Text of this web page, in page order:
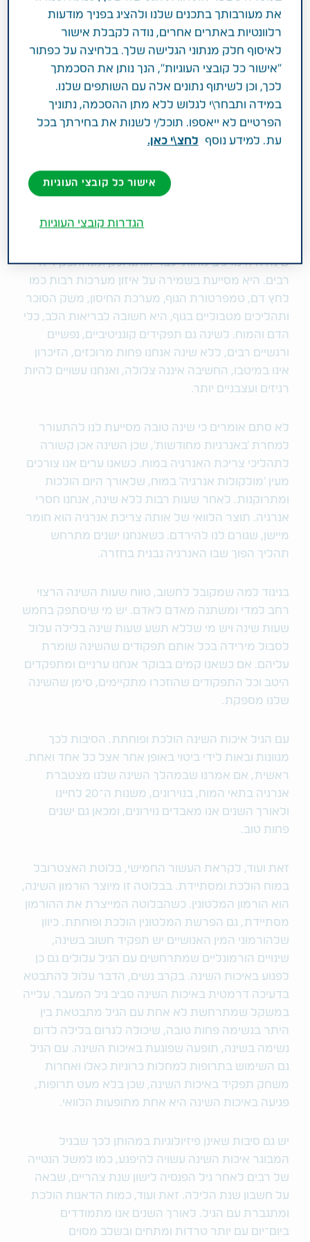
שירותי בריאות ככלית מחוז חיפה. מתוך
הפודקאסט 'קול הרופאים', ערוץ הפודקאסט
של טבע ישראל.
השינה חשובה לאיזון מערכות חשובות בגוף, לשמירה על
נפש בריאה ולמעשה – השינה היא קריטית לקיומנו.
הבשורות הטובות? אפשרויות הטיפול הן רבות, כל מה
שינה היא מרכיב מהותי לבריאותנו ולקיומנו ותפקידיה
רבים. היא מסייעת בשמירה על איזון מערכות רבות כמו
לחץ דם, טמפרטורת הגוף, מערכת החיסון, משק הסוכר
ותהליכים מטבוליים בגוף, היא חשובה לבריאות הלב, כלי
הדם והמוח. לשינה גם תפקידים קוגניטיביים, נפשיים
ורגשיים רבים, ללא שינה אנחנו פחות מרוכזים, הזיכרון
אינו במיטבו, החשיבה איננה צלולה, ואנחנו עשויים להיות
רגיזים ועצבניים יותר.
לא סתם אומרים כי שינה טובה מסייעת לנו להתעורר
למחרת 'באנרגיות מחודשות', שכן השינה אכן קשורה
לתהליכי צריכת האנרגיה במוח. כשאנו ערים אנו צורכים
מעין 'מולקולות אנרגיה' במוח, שלאורך היום הולכות
ומתרוקנות. לאחר שעות רבות ללא שינה, אנחנו חסרי
אנרגיה. תוצר הלוואי של אותה צריכת אנרגיה הוא חומר
מיישן, שגורם לנו להירדם. כשאנחנו ישנים מתרחש
תהליך הפוך שבו האנרגיה נבנית בחזרה.
בניגוד למה שמקובל לחשוב, טווח שעות השינה הרצוי
רחב למדי ומשתנה מאדם לאדם. יש מי שיסתפק בחמש
שעות שינה ויש מי שללא תשע שעות שינה בלילה עלול
לסבול מירידה בכל אותם תפקודים שהשינה שומרת
עליהם. אם כשאנו קמים בבוקר אנחנו ערניים ומתפקדים
היטב וכל התפקודים שהוזכרו מתקיימים, סימן שהשינה
שלנו מספקת.
עם הגיל איכות השינה הולכת ופוחתת. הסיבות לכך
מגוונות ובאות לידי ביטוי באופן אחר אצל כל אחד ואחת.
ראשית, אם אמרנו שבמהלך השינה שלנו מצטברת
אנרגיה בתאי המוח, בנוירונים, משנות ה‏־20 לחיינו
ולאורך השנים אנו מאבדים נוירונים, ומכאן גם ישנים
פחות טוב.
זאת ועוד, לקראת העשור החמישי, בלוטת האצטרובל
במוח הולכת ומסתיידת. בבלוטה זו מיוצר הורמון השינה,
הוא הורמון המלטונין. כשהבלוטה המייצרת את ההורמון
מסתיידת, גם הפרשת המלטונין הולכת ופוחתת. כיוון
שלהורמוני המין האנושיים יש תפקיד חשוב בשינה,
שינויים הורמונליים שמתרחשים עם הגיל עלולים גם כן
לפגוע באיכות השינה. בקרב נשים, הדבר עלול להתבטא
בדעיכה דרמטית באיכות השינה סביב גיל המעבר. עלייה
במשקל שמתרחשת לא אחת עם הגיל מתבטאת בין
היתר בנשימה פחות טובה, שיכולה לגרום בלילה לדום
נשימה בשינה, תופעה שפוגעת באיכות השינה. עם הגיל
גם השימוש בתרופות למחלות כרוניות כאלו ואחרות
משחק תפקיד באיכות השינה, שכן בלא מעט תרופות,
פגיעה באיכות השינה היא אחת מתופעות הלוואי.
יש גם סיבות שאינן פיזיולוגיות במהותן לכך שבגיל
המבוגר איכות השינה עשויה להיפגע, כמו למשל הנטייה
של רבים לאחר גיל הפנסיה לישון שנת צהריים, שבאה
על חשבון שנת הלילה. זאת ועוד, כמות הדאגות הולכת
ומתגברת עם הגיל. לאורך השנים אנו מתמודדים
ביום־יום עם יותר טרדות ומתחים ובשלב מסוים
את מעורבותך בתכנים שלנו ולהציג בפניך מודעות
רלוונטיות באתרים אחרים, נודה לקבלת אישור
לאיסוף חלק מנתוני הגלישה שלך. בלחיצה על כפתור
"אישור כל קובצי העוגיות", הנך נותן את הסכמתך
לכך, וכן לשיתוף נתונים אלה עם השותפים שלנו.
במידה ותבחר\י לגלוש ללא מתן ההסכמה, נתוניך
הפרטיים לא ייאספו. תוכל/י לשנות את בחירתך בכל
עת. למידע נוסף
לחצ\י כאן.
אישור כל קובצי העוגיות
הגדרות קובצי העוגיות